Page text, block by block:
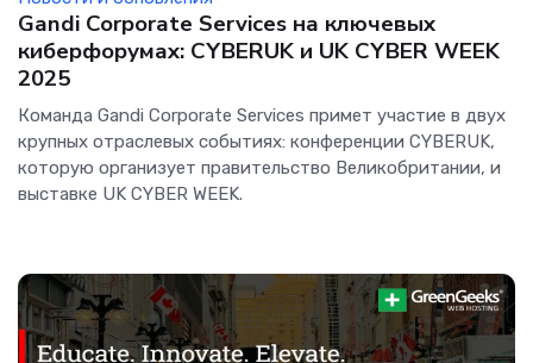
Gandi Corporate Services на ключевых
киберфорумах: CYBERUK и UK CYBER WEEK
2025
Команда Gandi Corporate Services примет участие в двух
крупных отраслевых событиях: конференции CYBERUK,
которую организует правительство Великобритании, и
выставке UK CYBER WEEK.